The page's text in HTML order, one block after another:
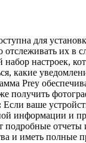
для
их в
набор настроек,
какие
Prey
получить
Если ваше
информации и
подробные
и иметь полные